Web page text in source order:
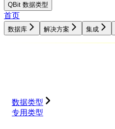
QBit 数据类型
首页
数据库 解决方案 集成
数据类型
专用类型